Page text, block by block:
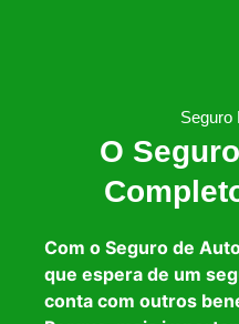
Seguro
O
Com o Seguro de
que espera de um
conta com outros